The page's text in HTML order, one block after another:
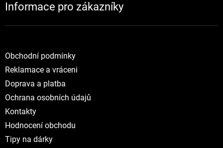
Informace pro zákazníky
Obchodní podmínky
Reklamace a vráceni
Doprava a platba
Ochrana osobních údajů
Kontakty
Hodnocení obchodu
Tipy na dárky